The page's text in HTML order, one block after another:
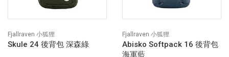
Fjallraven 小狐狸
Skule 24 後背包 深森綠
Fjallraven 小狐狸
Abisko Softpack 16 後背包
海軍藍